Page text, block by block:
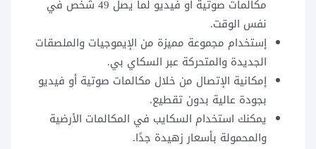
مكالمات صوتية أو فيديو لما يصل 49 شخص في
نفس الوقت.
إستخدام مجموعة مميزة من الإيموجيات والملصقات
الجديدة والمتحركة عبر السكاي بي.
إمكانية الإتصال من خلال مكالمات صوتية أو فيديو
بجودة عالية بدون تقطيع.
يمكنك استخدام السكايب في المكالمات الأرضية
والمحمولة بأسعار زهيدة جدًا.